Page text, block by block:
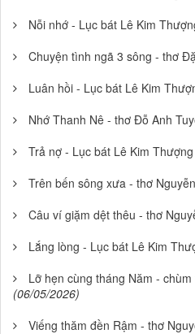
Nỗi nhớ - Lục bát Lê Kim
Chuyện tình ngã 3 sông - thơ
Luân hồi - Lục bát Lê Kim
Nhớ Thanh Nê - thơ Đỗ Anh
Trả nợ - Lục bát Lê Kim Thượng
Trên bến sông xưa - thơ
Câu ví giặm dệt thêu - thơ
Lắng lòng - Lục bát Lê Kim
Lỡ hẹn cùng tháng Năm -
(06/05/2026)
Viếng thăm đền Rậm - thơ